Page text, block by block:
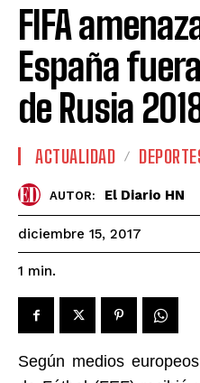
FIFA
España
de Rusia
ACTUALIDAD
AUTOR: El Diario HN
diciembre 15, 2017
1 min.
Según medios